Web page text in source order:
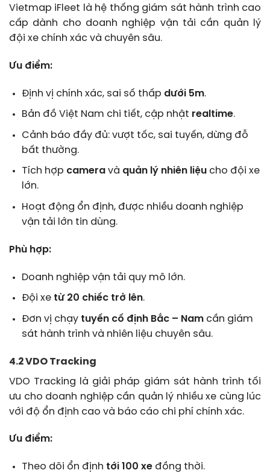
Vietmap iFleet là hệ thống giám sát hành trình cao
cấp dành cho doanh nghiệp vận tải cần quản lý
đội xe chính xác và chuyên sâu.
Ưu điểm:
Định vị chính xác, sai số thấp dưới 5m.
Bản đồ Việt Nam chi tiết, cập nhật realtime.
Cảnh báo đầy đủ: vượt tốc, sai tuyến, dừng đỗ
bất thường.
Tích hợp cameravà quản lý nhiên liệucho đội xe
lớn.
Hoạt động ổn định, được nhiều doanh nghiệp
vận tải lớn tin dùng.
Phù hợp:
Doanh nghiệp vận tải quy mô lớn.
Đội xe từ 20 chiếc trở lên.
Đơn vị chạy tuyến cố định Bắc – Namcần giám
sát hành trình và nhiên liệu chuyên sâu.
4.2 VDO Tracking
VDO Tracking là giải pháp giám sát hành trình tối
ưu cho doanh nghiệp cần quản lý nhiều xe cùng lúc
với độ ổn định cao và báo cáo chi phí chính xác.
Ưu điểm:
Theo dõi ổn định tới 100 xeđồng thời.